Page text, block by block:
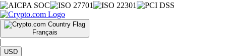
Français
|
USD